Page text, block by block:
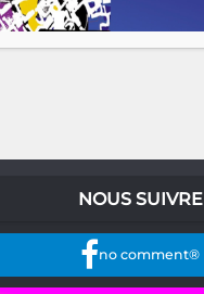
NOUS SUIVRE
no comment®